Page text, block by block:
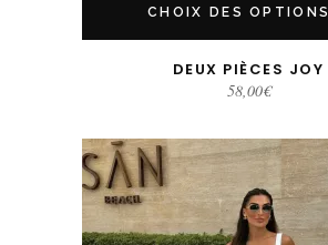
CHOIX DES OPTIONS
DEUX PIÈCES JOY
58,00€